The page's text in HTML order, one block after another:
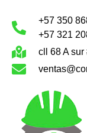
+57 350
+57 321
cll 68 A sur